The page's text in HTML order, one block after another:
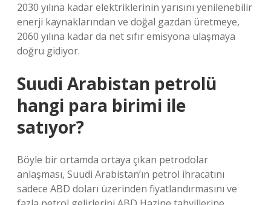
2030 yılına kadar elektriklerinin yarısını yenilenebilir
enerji kaynaklarından ve doğal gazdan üretmeye,
2060 yılına kadar da net sıfır emisyona ulaşmaya
doğru gidiyor.
Suudi Arabistan petrolü
hangi para birimi ile
satıyor?
Böyle bir ortamda ortaya çıkan petrodolar
anlaşması, Suudi Arabistan’ın petrol ihracatını
sadece ABD doları üzerinden fiyatlandırmasını ve